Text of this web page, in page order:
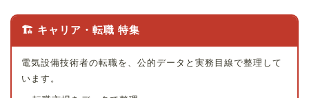
🏗 キャリア・転職 特集
電気設備技術者の転職を、公的データと実務目線で整理して
います。